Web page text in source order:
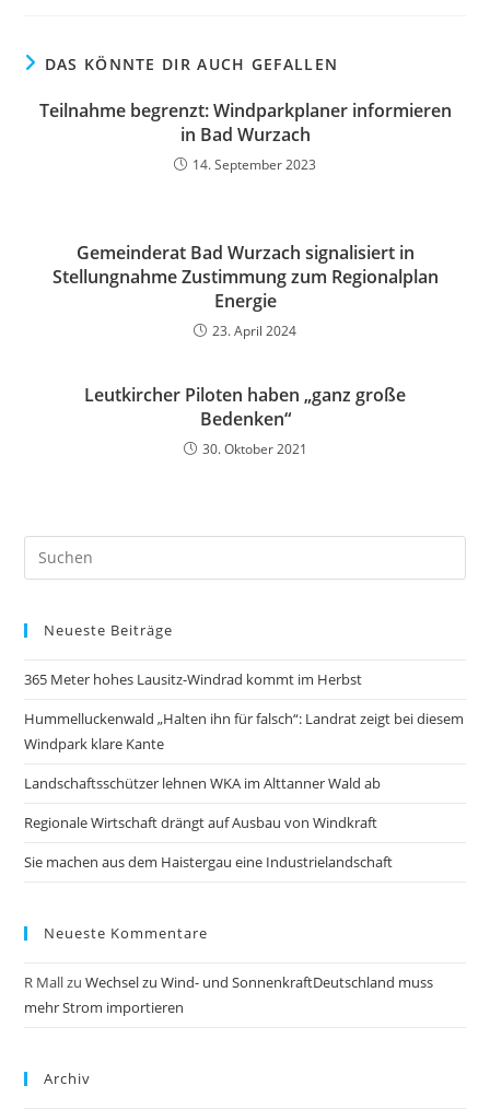
DAS KÖNNTE DIR AUCH GEFALLEN
Teilnahme begrenzt: Windparkplaner informieren
in Bad Wurzach
14. September 2023
Gemeinderat Bad Wurzach signalisiert in
Stellungnahme Zustimmung zum Regionalplan
Energie
23. April 2024
Leutkircher Piloten haben „ganz große
Bedenken“
30. Oktober 2021
Neueste Beiträge
365 Meter hohes Lausitz-Windrad kommt im Herbst
Hummelluckenwald „Halten ihn für falsch“: Landrat zeigt bei diesem
Windpark klare Kante
Landschaftsschützer lehnen WKA im Alttanner Wald ab
Regionale Wirtschaft drängt auf Ausbau von Windkraft
Sie machen aus dem Haistergau eine Industrielandschaft
Neueste Kommentare
R MallzuWechsel zu Wind- und SonnenkraftDeutschland muss
mehr Strom importieren
Archiv